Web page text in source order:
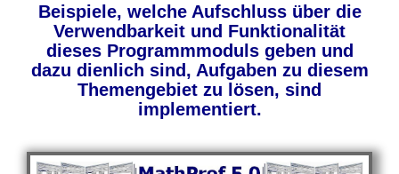
Beispiele, welche Aufschluss über die
Verwendbarkeit und Funktionalität
dieses Programmmoduls geben und
dazu dienlich sind, Aufgaben zu diesem
Themengebiet zu lösen, sind
implementiert.